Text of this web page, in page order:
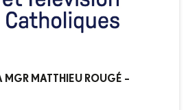
MGR MATTHIEU ROUGÉ –